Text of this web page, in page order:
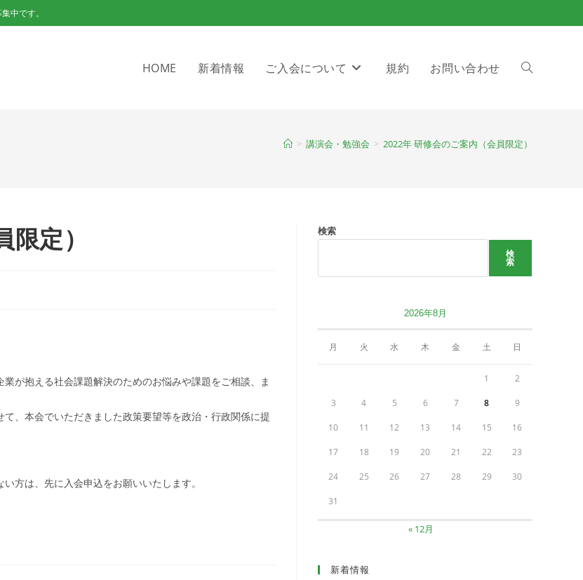
中です。
HOME 新着情報 ご入会について 規約 お問い合わせ Toggle
website
> 講演会・勉強会 > 2022年 研修会のご案内（会員限定）
定）
が抱える社会課題解決のためのお悩みや課題をご相談、ま
、本会でいただきました政策要望等を政治・行政関係に提
方は、先に入会申込をお願いいたします。
検索
検
索
2026年8月
月 火 水 木 金 土 日
1 2
3 4 5 6 7 8 9
10 11 12 13 14 15 16
17 18 19 20 21 22 23
24 25 26 27 28 29 30
31
« 12月
新着情報